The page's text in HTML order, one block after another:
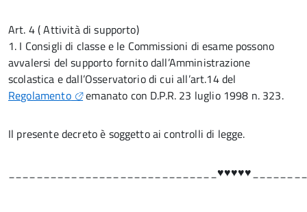
Art. 4 ( Attività di supporto)
1. I Consigli di classe e le Commissioni di esame possono
avvalersi del supporto fornito dall’Amministrazione
scolastica e dall’Osservatorio di cui all’art.14 del
Regolamento
emanato con D.P.R. 23 luglio 1998 n. 323.
Il presente decreto è soggetto ai controlli di legge.